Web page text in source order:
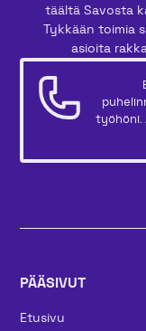
täältä Savosta
Tykkään toimia
asioita
työhöni.
PÄÄSIVUT
Etusivu